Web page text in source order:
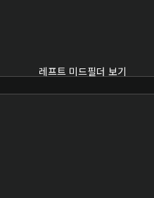
레프트 미드필더 보기